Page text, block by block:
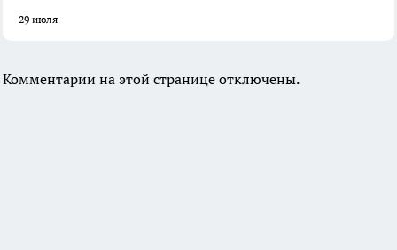
29 июля
Комментарии на этой странице отключены.